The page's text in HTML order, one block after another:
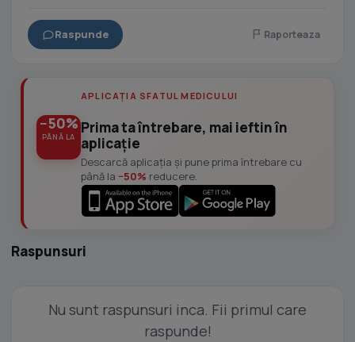
Raspunde Raporteaza
−50%
PÂNĂ LA
APLICAȚIA SFATUL MEDICULUI
Prima ta întrebare, mai ieftin în
aplicație
Descarcă aplicația și pune prima întrebare cu
până la −50% reducere.
Raspunsuri
Nu sunt raspunsuri inca. Fii primul care
raspunde!